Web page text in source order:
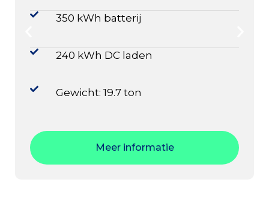
350 kWh batterij
240 kWh DC laden
Gewicht: 19.7 ton
Meer informatie